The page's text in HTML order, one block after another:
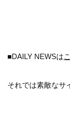
■DAILY NEWSは
それでは素敵なサ